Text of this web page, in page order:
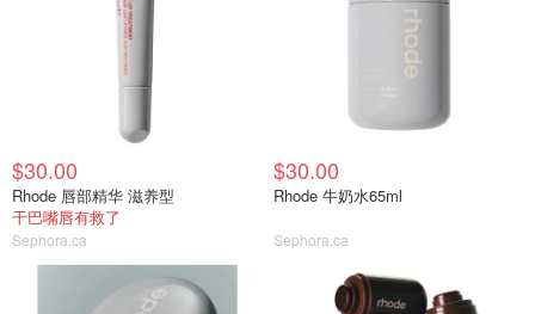
$30.00
Rhode 唇部精华 滋养型
干巴嘴唇有救了
Sephora.ca
$30.00
Rhode 牛奶水65ml
Sephora.ca